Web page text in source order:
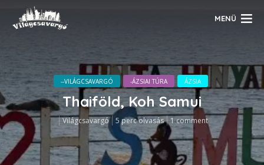
MENÜ
--VILÁGCSAVARGÓ -ÁZSIAI TÚRA ÁZSIA
Thaiföld, Koh Samui
Világcsavargó 5 perc olvasás 1 comment